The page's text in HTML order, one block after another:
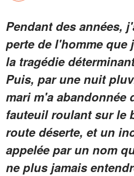
Pendant des années,
perte de l'homme que
la tragédie
Puis, par une nuit
mari m'a abandonnée
fauteuil roulant sur le
route déserte, et un
appelée par un nom
ne plus jamais